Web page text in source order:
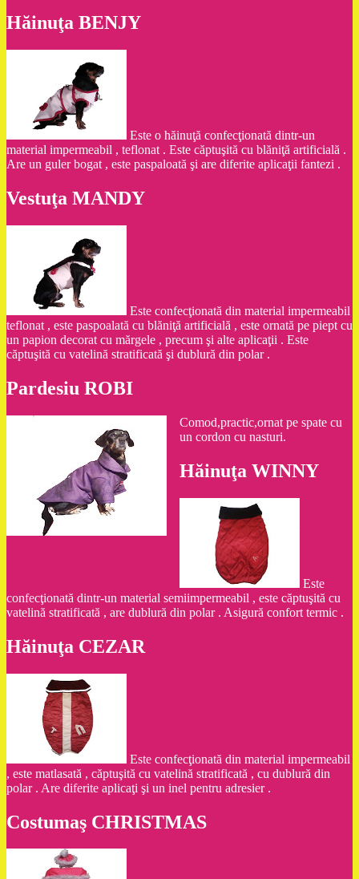
Hăinuţa BENJY
Este o hăinuţă confecţionată dintr-un
material impermeabil , teflonat . Este căptuşită cu blăniţă artificială .
Are un guler bogat , este paspaloată şi are diferite aplicaţii fantezi .
Vestuţa MANDY
Este confecţionată din material impermeabil
teflonat , este paspoalată cu blăniţă artificială , este ornată pe piept cu
un papion decorat cu mărgele , precum şi alte aplicaţii . Este
căptuşită cu vatelină stratificată şi dublură din polar .
Pardesiu ROBI
Comod,practic,ornat pe spate cu
un cordon cu nasturi.
Hăinuţa WINNY
Este
confecţionată dintr-un material semiimpermeabil , este căptuşită cu
vatelină stratificată , are dublură din polar . Asigură confort termic .
Hăinuţa CEZAR
Este confecţionată din material impermeabil
, este matlasată , căptuşită cu vatelină stratificată , cu dublură din
polar . Are diferite aplicaţi şi un inel pentru adresier .
Costumaş CHRISTMAS